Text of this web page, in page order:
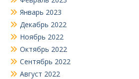
Январь 2023
Декабрь 2022
Ноябрь 2022
Октябрь 2022
Сентябрь 2022
Август 2022